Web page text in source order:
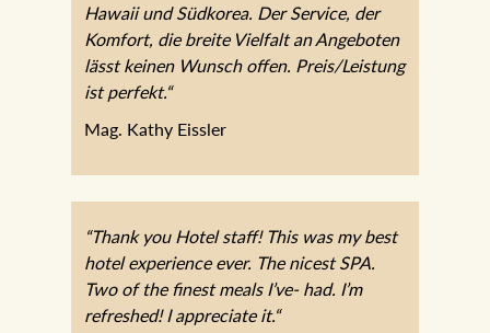
Hawaii und Südkorea. Der Service, der
Komfort, die breite Vielfalt an Angeboten
lässt keinen Wunsch offen. Preis/Leistung
ist perfekt.“
Mag. Kathy Eissler
“Thank you Hotel staff! This was my best
hotel experience ever. The nicest SPA.
Two of the finest meals I’ve- had. I’m
refreshed! I appreciate it.“